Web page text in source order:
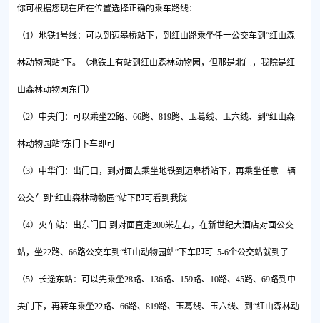
你可根据您现在所在位置选择正确的乘车路线：
（1）地铁1号线：可以到迈皋桥站下，到红山路乘坐任一公交车到“红山森
林动物园站”下。（地铁上有站到红山森林动物园，但那是北门，我院是红
山森林动物园东门）
（2）中央门：可以乘坐22路、66路、819路、玉葛线、玉六线、到“红山森
林动物园站”东门下车即可
（3）中华门：出门口，到对面去乘坐地铁到迈皋桥站下，再乘坐任意一辆
公交车到“红山森林动物园”站下即可看到我院
（4）火车站：出东门口 到对面直走200米左右，在新世纪大酒店对面公交
站，坐22路、66路公交车到“红山动物园站”下车即可 5-6个公交站就到了
（5）长途东站：可以先乘坐28路、136路、159路、10路、45路、69路到中
央门下，再转车乘坐22路、66路、819路、玉葛线、玉六线、到“红山森林动